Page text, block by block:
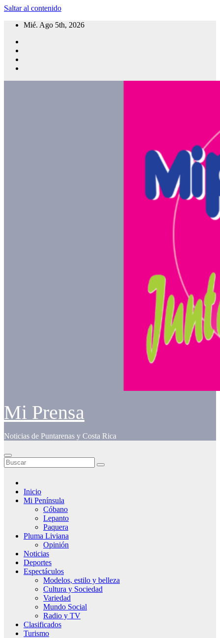
Saltar al contenido
Mié. Ago 5th, 2026
Mi Prensa
Noticias de Puntarenas y Costa Rica
Inicio
Mi Península
Cóbano
Lepanto
Paquera
Pluma Liviana
Opinión
Noticias
Deportes
Espectáculos
Modelos, estilo y belleza
Cultura y Sociedad
Variedad
Mundo Social
Radio y TV
Clasificados
Turismo